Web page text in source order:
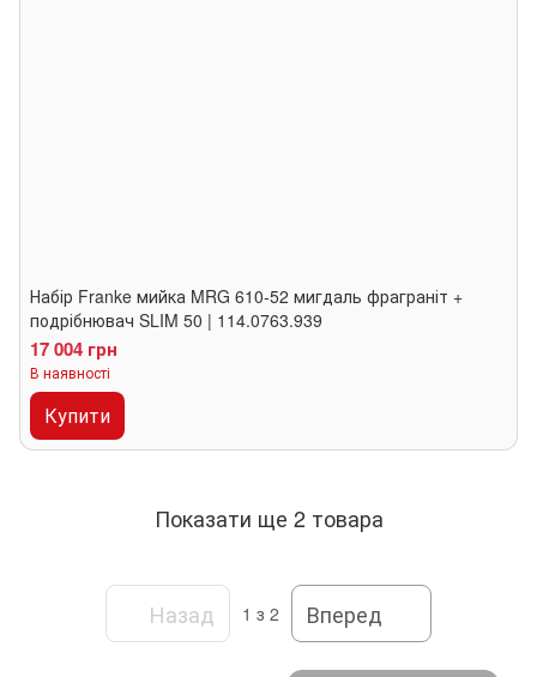
Набір Franke мийка MRG 610-52 мигдаль фраграніт +
подрібнювач SLIM 50 | 114.0763.939
17 004 грн
В наявності
Купити
Показати ще 2 товара
Назад 1 з 2 Вперед